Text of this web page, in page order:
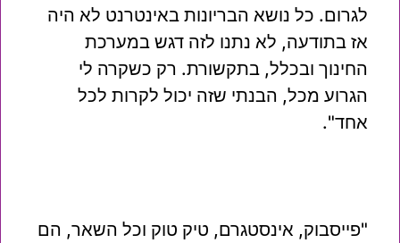
לגרום. כל נושא הבריונות באינטרנט לא היה
אז בתודעה, לא נתנו לזה דגש במערכת
החינוך ובכלל, בתקשורת. רק כשקרה לי
הגרוע מכל, הבנתי שזה יכול לקרות לכל
אחד".
"פייסבוק, אינסטגרם, טיק טוק וכל השאר, הם